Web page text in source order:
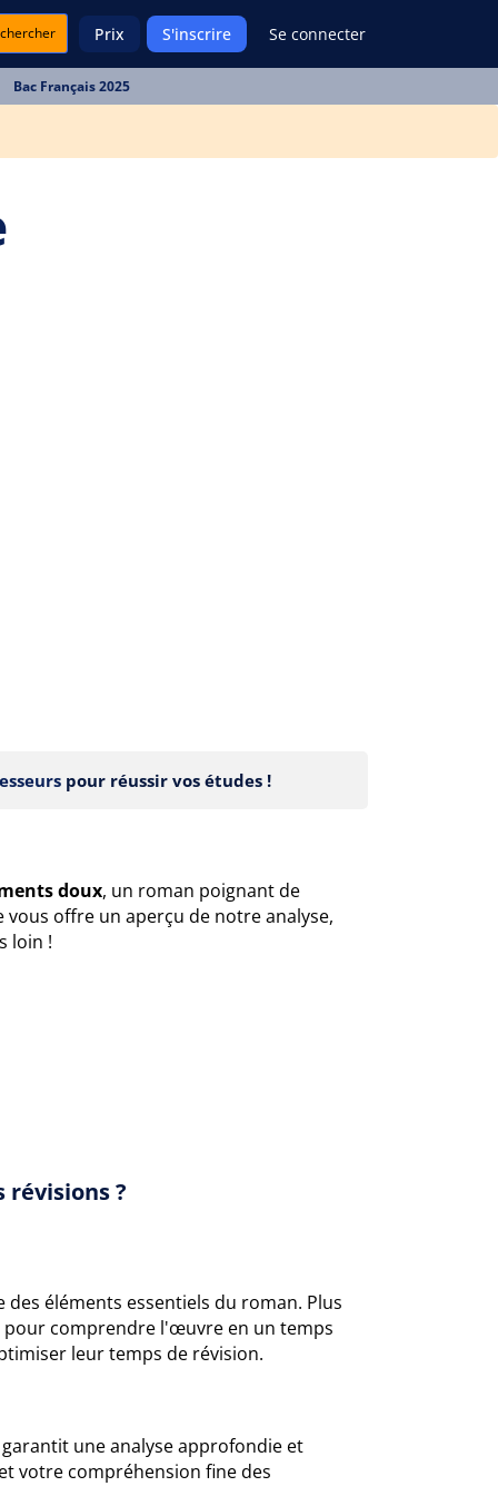
Prix S'inscrire Se connecter
Bac Français 2025
pour réussir vos études !
doux, un roman poignant de
offre un aperçu de notre analyse,
loin !
?
éléments essentiels du roman. Plus
pour comprendre l'œuvre en un temps
leur temps de révision.
une analyse approfondie et
votre compréhension fine des